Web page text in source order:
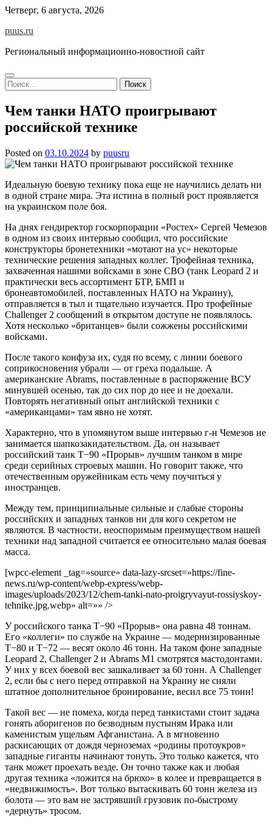
Skip
content
Четверг, 6 августа, 2026
puus.ru
Региональный информационно-новостной сайт
Найти:
Чем танки НАТО проигрывают
российской технике
Posted on 03.10.2024 by puusru
Идеальную боевую технику пока еще не научились делать ни
в одной стране мира. Эта истина в полный рост проявляется
на украинском поле боя.
На днях гендиректор госкорпорации «Ростех» Сергей Чемезов
в одном из своих интервью сообщил, что российские
конструкторы бронетехники «мотают на ус» некоторые
технические решения западных коллег. Трофейная техника,
захваченная нашими войсками в зоне СВО (танк Leopard 2 и
практически весь ассортимент БТР, БМП и
бронеавтомобилей, поставленных НАТО на Украину),
отправляется в тыл и тщательно изучается. Про трофейные
Challenger 2 сообщений в открытом доступе не появлялось.
Хотя несколько «британцев» были сожжены российскими
войсками.
После такого конфуза их, судя по всему, с линии боевого
соприкосновения убрали — от греха подальше. А
американские Abrams, поставленные в распоряжение ВСУ
минувшей осенью, так до сих пор до нее и не доехали.
Повторять негативный опыт английской техники с
«американцами» там явно не хотят.
Характерно, что в упомянутом выше интервью г-н Чемезов не
занимается шапкозакидательством. Да, он называет
российский танк Т−90 «Прорыв» лучшим танком в мире
среди серийных строевых машин. Но говорит также, что
отечественным оружейникам есть чему поучиться у
иностранцев.
Между тем, принципиальные сильные и слабые стороны
российских и западных танков ни для кого секретом не
являются. В частности, неоспоримым преимуществом нашей
техники над западной считается ее относительно малая боевая
масса.
[wpcc-element _tag=»source» data-lazy-srcset=»https://fine-
news.ru/wp-content/webp-express/webp-
images/uploads/2023/12/chem-tanki-nato-proigryvayut-rossiyskoy-
tehnike.jpg.webp» alt=»» />
У российского танка Т−90 «Прорыв» она равна 48 тоннам.
Его «коллеги» по службе на Украине — модернизированные
Т−80 и Т−72 — весят около 46 тонн. На таком фоне западные
Leopard 2, Challenger 2 и Abrams M1 смотрятся мастодонтами.
У них у всех боевой вес зашкаливает за 60 тонн. А Challenger
2, если бы с него перед отправкой на Украину не сняли
штатное дополнительное бронирование, весил все 75 тонн!
Такой вес — не помеха, когда перед танкистами стоит задача
гонять аборигенов по безводным пустыням Ирака или
каменистым ущельям Афганистана. А в мгновенно
раскисающих от дождя черноземах «родины протоукров»
западные гиганты начинают тонуть. Это только кажется, что
танк может проехать везде. Он точно также как и любая
другая техника «ложится на брюхо» в колее и превращается в
«недвижимость». Вот только вытаскивать 60 тонн железа из
болота — это вам не застрявший грузовик по-быстрому
«дернуть» тросом.